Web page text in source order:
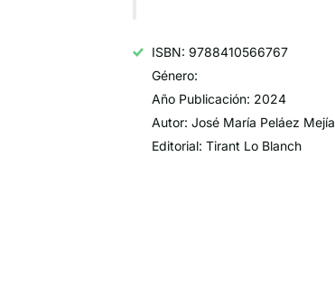
ISBN: 9788410566767
Género:
Año Publicación: 2024
Autor: José María Peláez Mejía
Editorial: Tirant Lo Blanch